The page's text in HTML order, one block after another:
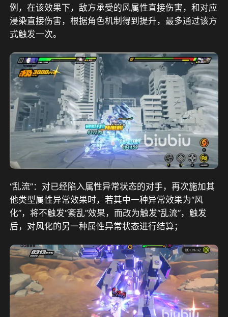
例，在该效果下，敌方承受的风属性直接伤害，和对应
浸染直接伤害，根据角色机制得到提升，最多通过该方
式触发一次。
“乱流”：对已经陷入属性异常状态的对手，再次施加其
他类型属性异常效果时，若其中一种异常效果为“风
化”，将不触发“紊乱”效果，而改为触发“乱流”，触发
后，对风化的另一种属性异常状态进行结算；